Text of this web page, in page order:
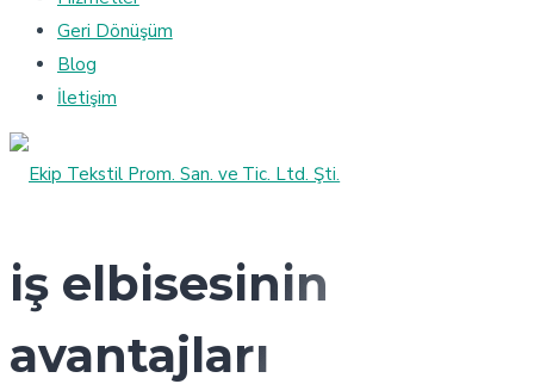
Geri Dönüşüm
Blog
İletişim
iş elbisesinin
avantajları